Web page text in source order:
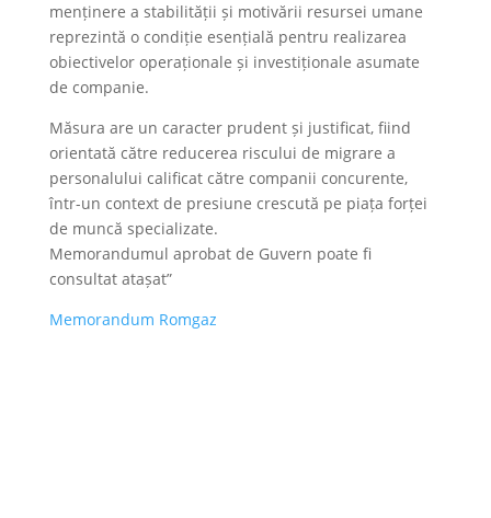
menținere a stabilității și motivării resursei umane
reprezintă o condiție esențială pentru realizarea
obiectivelor operaționale și investiționale asumate
de companie.
Măsura are un caracter prudent și justificat, fiind
orientată către reducerea riscului de migrare a
personalului calificat către companii concurente,
într-un context de presiune crescută pe piața forței
de muncă specializate.
Memorandumul aprobat de Guvern poate fi
consultat atașat”
Memorandum Romgaz